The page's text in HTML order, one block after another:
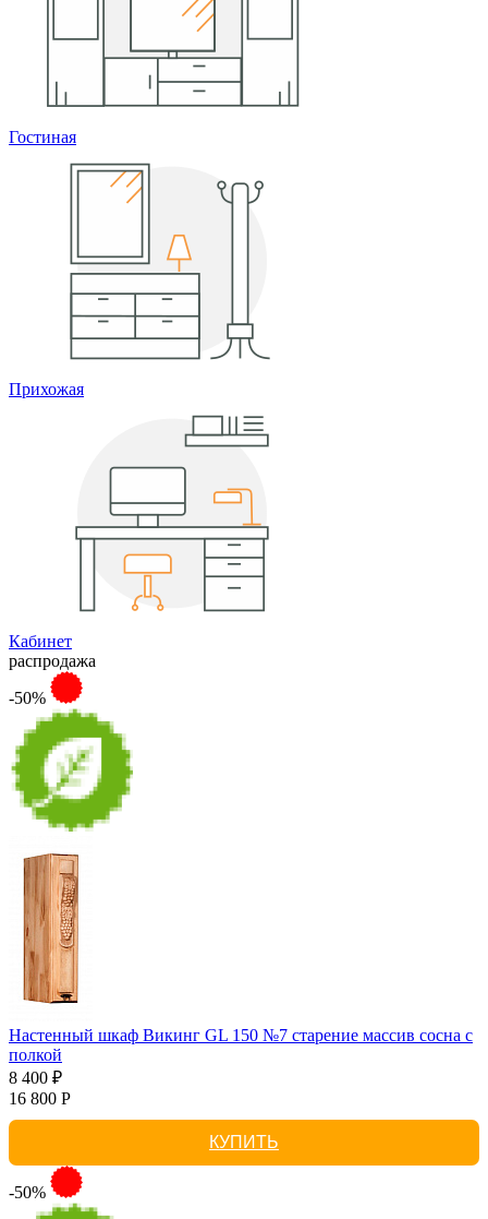
Гостиная
Прихожая
Кабинет
распродажа
-50%
Настенный шкаф Викинг GL 150 №7 старение массив сосна с
полкой
8 400 ₽
16 800 Р
КУПИТЬ
-50%